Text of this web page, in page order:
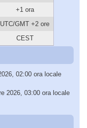
+1 ora
UTC/GMT +2 ore
CEST
02:00 ora locale
2026, 03:00 ora locale